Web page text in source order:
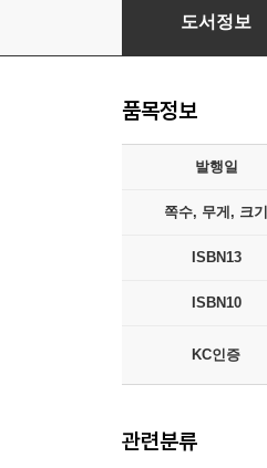
에너지 때문에 전
도서정보
품목정보
발행일
쪽수, 무게, 크기
ISBN13
ISBN10
KC인증
관련분류